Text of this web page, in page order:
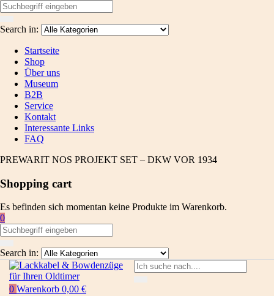
Search in:
Startseite
Shop
Über uns
Museum
B2B
Service
Kontakt
Interessante Links
FAQ
PREWARIT NOS PROJEKT SET – DKW VOR 1934
Shopping cart
Es befinden sich momentan keine Produkte im Warenkorb.
0
Search in:
0 Warenkorb 0,00 €